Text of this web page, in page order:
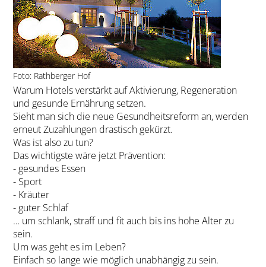
Foto: Rathberger Hof
Warum Hotels verstärkt auf Aktivierung, Regeneration
und gesunde Ernährung setzen.
Sieht man sich die neue Gesundheitsreform an, werden
erneut Zuzahlungen drastisch gekürzt.
Was ist also zu tun?
Das wichtigste wäre jetzt Prävention:
- gesundes Essen
- Sport
- Kräuter
- guter Schlaf
… um schlank, straff und fit auch bis ins hohe Alter zu
sein.
Um was geht es im Leben?
Einfach so lange wie möglich unabhängig zu sein.